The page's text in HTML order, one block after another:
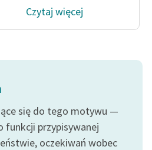
Czytaj więcej
się do tego motywu —
funkcji przypisywanej
oczekiwań wobec